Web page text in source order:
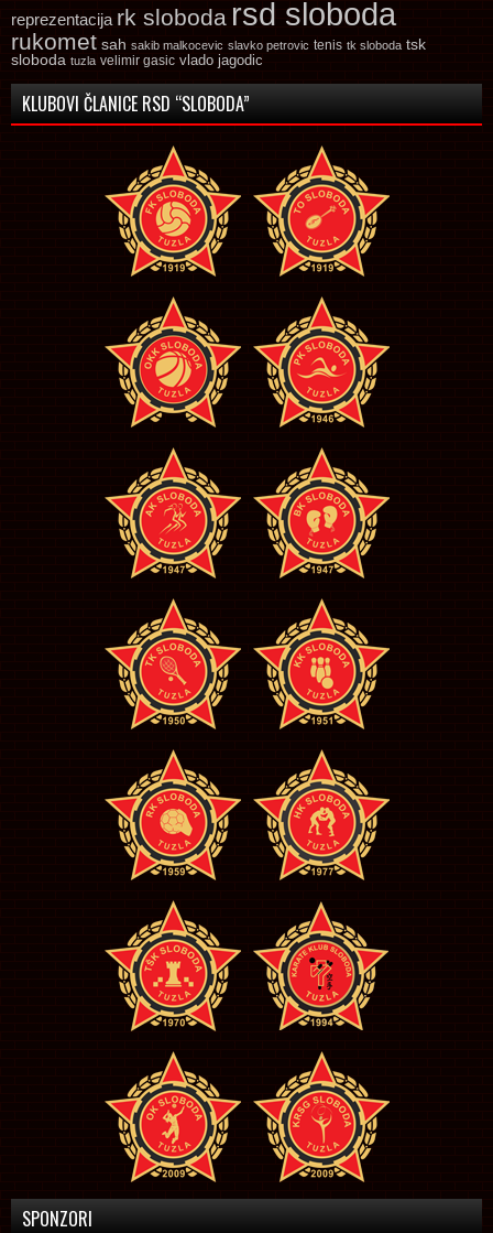
reprezentacija rk sloboda rsd sloboda
rukomet sah sakib malkocevic slavko petrovic tenis tk sloboda tsk
sloboda tuzla velimir gasic vlado jagodic
KLUBOVI ČLANICE RSD “SLOBODA”
SPONZORI